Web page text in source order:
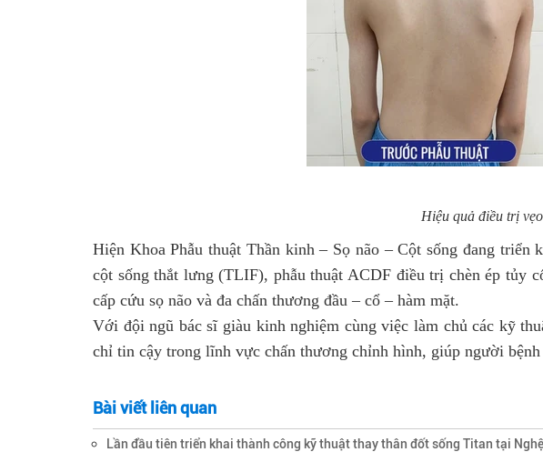
Hiệu quả điều trị
Hiện Khoa Phẫu thuật Thần kinh – Sọ não – Cột sống đang
cột sống thắt lưng (TLIF), phẫu thuật ACDF điều trị chèn ép tủy
cấp cứu sọ não và đa chấn thương đầu – cổ – hàm mặt.
Với đội ngũ bác sĩ giàu kinh nghiệm cùng việc làm chủ các kỹ
chỉ tin cậy trong lĩnh vực chấn thương chỉnh hình, giúp người
Bài viết liên quan
Lần đầu tiên triển khai thành công kỹ thuật thay thân đốt sống Titan tại